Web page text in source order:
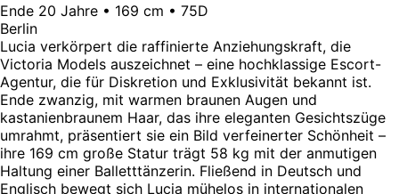
Ende 20 Jahre • 169 cm • 75D
Berlin
Lucia verkörpert die raffinierte Anziehungskraft, die
Victoria Models auszeichnet – eine hochklassige Escort-
Agentur, die für Diskretion und Exklusivität bekannt ist.
Ende zwanzig, mit warmen braunen Augen und
kastanienbraunem Haar, das ihre eleganten Gesichtszüge
umrahmt, präsentiert sie ein Bild verfeinerter Schönheit –
ihre 169 cm große Statur trägt 58 kg mit der anmutigen
Haltung einer Balletttänzerin. Fließend in Deutsch und
Englisch bewegt sich Lucia mühelos in internationalen